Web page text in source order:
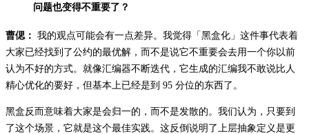
问题也变得不重要了？
曹偲： 我的观点可能会有一点差异。我觉得「黑盒化」这件事代表着
大家已经找到了公约的最优解，而不是说它不重要会去用一个你以前
认为不好的方式。就像汇编器不断迭代，它生成的汇编我不敢说比人
精心优化的要好，但基本上已经是到 95 分位的东西了。
黑盒反而意味着大家是会归一的，而不是发散的。我们认为，只要到
了这个场景，它就是这个最佳实践。这反倒说明了上层抽象定义是更